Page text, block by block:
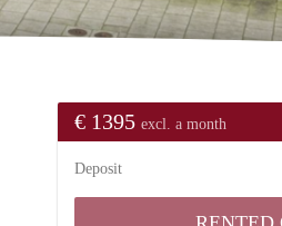
€ 1395 excl. a month
Deposit